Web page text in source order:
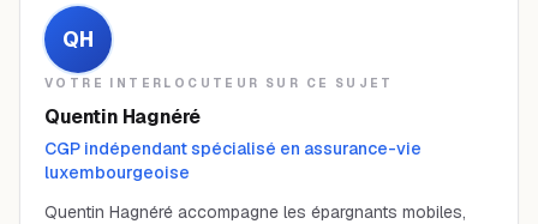
QH
VOTRE INTERLOCUTEUR SUR CE SUJET
Quentin Hagnéré
CGP indépendant spécialisé en assurance-vie
luxembourgeoise
Quentin Hagnéré accompagne les épargnants mobiles,